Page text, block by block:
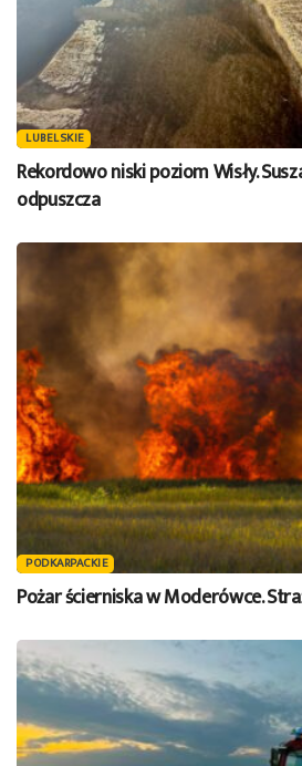
LUBELSKIE
Rekordowo niski poziom Wisły.
odpuszcza
PODKARPACKIE
Pożar ścierniska w Moderówce.